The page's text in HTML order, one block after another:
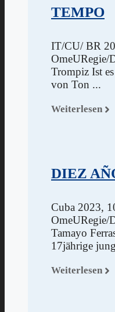
TEMPO
IT/CU/ BR
OmeURegie/
Trompiz Ist
von Ton ...
Weiterlesen
DIEZ
Cuba 2023,
OmeURegie/
Tamayo
17jährige
Weiterlesen